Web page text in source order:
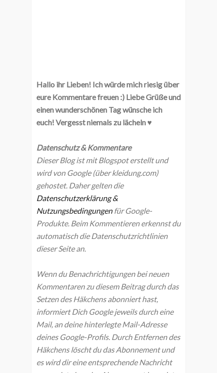
Hallo ihr Lieben! Ich würde mich riesig über
eure Kommentare freuen :) Liebe Grüße und
einen wunderschönen Tag wünsche ich
euch! Vergesst niemals zu lächeln ♥
Datenschutz & Kommentare
Dieser Blog ist mit Blogspot erstellt und
wird von Google (über kleidung.com)
gehostet. Daher gelten die
Datenschutzerklärung &
Nutzungsbedingungenfür Google-
Produkte. Beim Kommentieren erkennst du
automatisch die Datenschutzrichtlinien
dieser Seite an.
Wenn du Benachrichtigungen bei neuen
Kommentaren zu diesem Beitrag durch das
Setzen des Häkchens abonniert hast,
informiert Dich Google jeweils durch eine
Mail, an deine hinterlegte Mail-Adresse
deines Google-Profils. Durch Entfernen des
Häkchens löscht du das Abonnement und
es wird dir eine entsprechende Nachricht